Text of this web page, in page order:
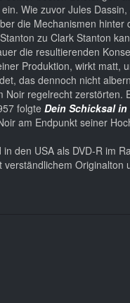
Wie zuvor Jules
die Mechanismen
zu Clark Stanton
die resultierenden
Produktion, wirkt
das dennoch nicht
regelrecht zerstörten.
folgte Dein Schicksal in
am Endpunkt seiner
den USA als DVD-R im
Originalton